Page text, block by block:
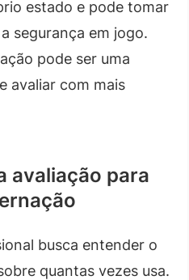
estado e pode tomar
segurança em jogo.
pode ser uma
avaliar com mais
avaliação para
busca entender o
quantas vezes usa.